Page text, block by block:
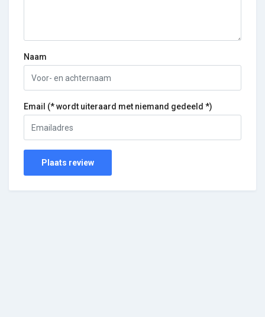
Naam
Email (* wordt uiteraard met niemand gedeeld *)
Plaats review